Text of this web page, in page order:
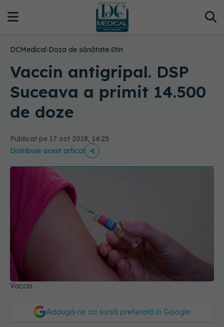
DCMedical›Doza de sănătate›Stiri
Vaccin antigripal. DSP
Suceava a primit 14.500
de doze
Publicat pe 17 oct 2018, 14:25
Distribuie acest articol
Vaccin
Adaugă-ne ca sursă preferată în Google